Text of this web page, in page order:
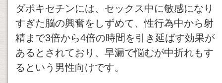
ダポキセチンには、セックス中に敏感になり
すぎた脳の興奮をしずめて、性行為中から射
精まで3倍から4倍の時間を引き延ばす効果が
あるとされており、早漏で悩むが中折れもす
るという男性向けです。